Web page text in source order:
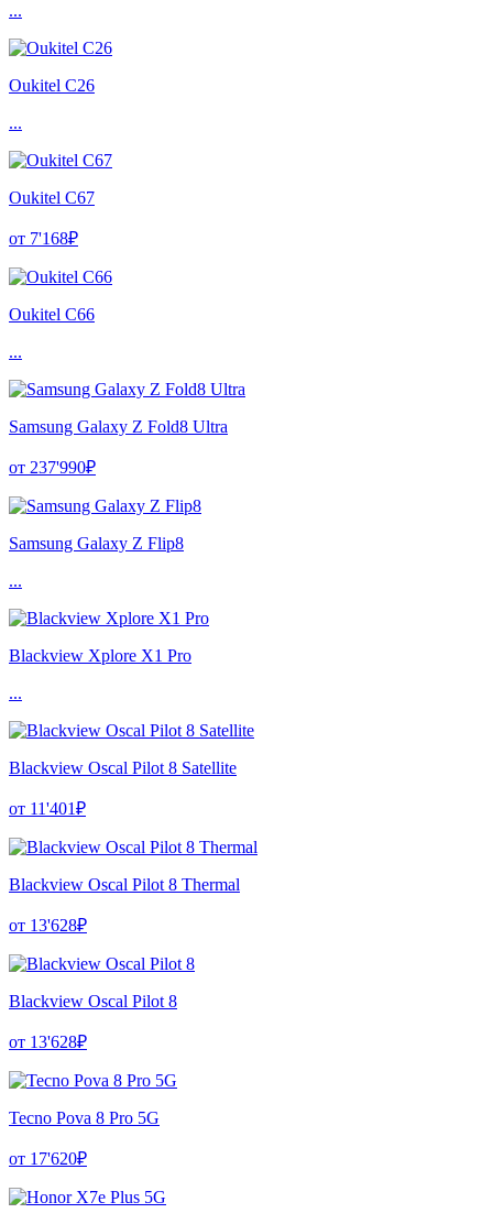
...
Oukitel C26
...
Oukitel C67
от 7'168₽
Oukitel C66
...
Samsung Galaxy Z Fold8 Ultra
от 237'990₽
Samsung Galaxy Z Flip8
...
Blackview Xplore X1 Pro
...
Blackview Oscal Pilot 8 Satellite
от 11'401₽
Blackview Oscal Pilot 8 Thermal
от 13'628₽
Blackview Oscal Pilot 8
от 13'628₽
Tecno Pova 8 Pro 5G
от 17'620₽